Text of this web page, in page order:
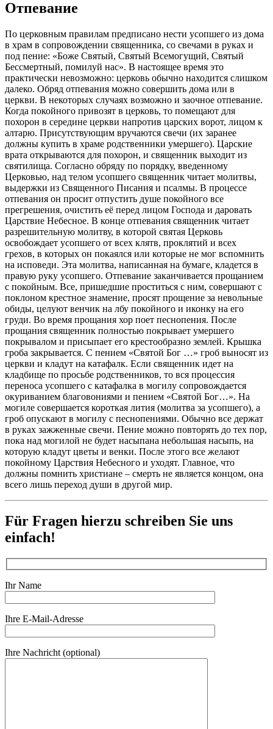
Отпевание
По церковным правилам предписано нести усопшего из дома
в храм в сопровождении священника, со свечами в руках и
под пение: «Боже Святый, Святый Всемогущий, Святый
Бессмертный, помилуй нас». В настоящее время это
практически невозможно: церковь обычно находится слишком
далеко. Обряд отпевания можно совершить дома или в
церкви. В некоторых случаях возможно и заочное отпевание.
Когда покойного привозят в церковь, то помещают для
похорон в середине церкви напротив царских ворот, лицом к
алтарю. Присутствующим вручаются свечи (их заранее
должны купить в храме родственники умершего). Царские
врата открываются для похорон, и священник выходит из
святилища. Согласно обряду по порядку, введенному
Церковью, над телом усопшего священник читает молитвы,
выдержки из Священного Писания и псалмы. В процессе
отпевания он просит отпустить душе покойного все
прегрешения, очистить её перед лицом Господа и даровать
Царствие Небесное. В конце отпевания священник читает
разрешительную молитву, в которой святая Церковь
освобождает усопшего от всех клятв, проклятий и всех
грехов, в которых он покаялся или которые не мог вспомнить
на исповеди. Эта молитва, написанная на бумаге, кладется в
правую руку усопшего. Отпевание заканчивается прощанием
с покойным. Все, пришедшие проститься с ним, совершают с
поклоном крестное знамение, просят прощение за невольные
обиды, целуют венчик на лбу покойного и иконку на его
груди. Во время прощания хор поет песнопения. После
прощания священник полностью покрывает умершего
покрывалом и присыпает его крестообразно землей. Крышка
гроба закрывается. С пением «Святой Бог …» гроб выносят из
церкви и кладут на катафалк. Если священник идет на
кладбище по просьбе родственников, то вся процессия
переноса усопшего с катафалка в могилу сопровождается
окуриванием благовониями и пением «Святой Бог…». На
могиле совершается короткая лития (молитва за усопшего), а
гроб опускают в могилу с песнопениями. Обычно все держат
в руках зажженные свечи. Пение можно повторять до тех пор,
пока над могилой не будет насыпана небольшая насыпь, на
которую кладут цветы и венки. После этого все желают
покойному Царствия Небесного и уходят. Главное, что
должны помнить христиане – смерть не является концом, она
всего лишь переход души в другой мир.
Für Fragen hierzu schreiben Sie uns
einfach!
Ihr Name
Ihre E-Mail-Adresse
Ihre Nachricht (optional)